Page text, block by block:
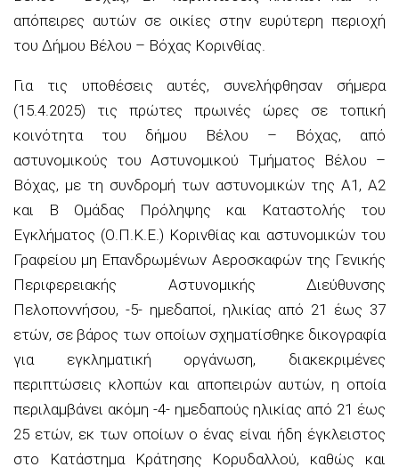
απόπειρες αυτών σε οικίες στην ευρύτερη περιοχή
του Δήμου Βέλου – Βόχας Κορινθίας.
Για τις υποθέσεις αυτές, συνελήφθησαν σήμερα
(15.4.2025) τις πρώτες πρωινές ώρες σε τοπική
κοινότητα του δήμου Βέλου – Βόχας, από
αστυνομικούς του Αστυνομικού Τμήματος Βέλου –
Βόχας, με τη συνδρομή των αστυνομικών της Α1, Α2
και Β Ομάδας Πρόληψης και Καταστολής του
Εγκλήματος (Ο.Π.Κ.Ε.) Κορινθίας και αστυνομικών του
Γραφείου μη Επανδρωμένων Αεροσκαφών της Γενικής
Περιφερειακής Αστυνομικής Διεύθυνσης
Πελοποννήσου, -5- ημεδαποί, ηλικίας από 21 έως 37
ετών, σε βάρος των οποίων σχηματίσθηκε δικογραφία
για εγκληματική οργάνωση, διακεκριμένες
περιπτώσεις κλοπών και αποπειρών αυτών, η οποία
περιλαμβάνει ακόμη -4- ημεδαπούς ηλικίας από 21 έως
25 ετών, εκ των οποίων ο ένας είναι ήδη έγκλειστος
στο Κατάστημα Κράτησης Κορυδαλλού, καθώς και